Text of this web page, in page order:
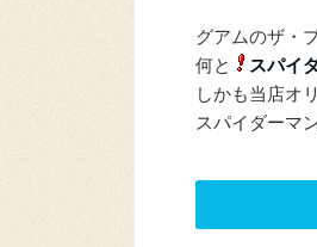
グアムのザ・
何と
スパイ
しかも当店オ
スパイダーマ